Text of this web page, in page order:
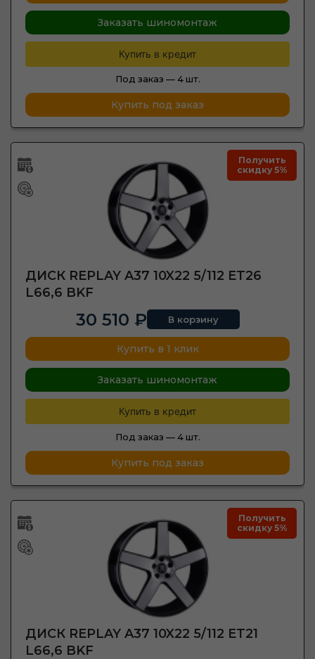
Заказать шиномонтаж
Купить в кредит
Под заказ — 4 шт.
Купить под заказ
Получить
скидку 5%
ДИСК REPLAY A37 10X22 5/112 ET26
L66,6 BKF
30 510 ₽ В корзину
Купить в 1 клик
Заказать шиномонтаж
Купить в кредит
Под заказ — 4 шт.
Купить под заказ
Получить
скидку 5%
ДИСК REPLAY A37 10X22 5/112 ET21
L66,6 BKF